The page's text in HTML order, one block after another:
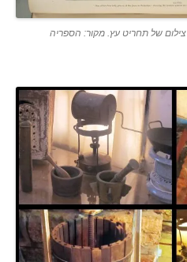
צפת לאחר רעידת האדמה של 1837, צילום של תחריט עץ. מקור: הספריה